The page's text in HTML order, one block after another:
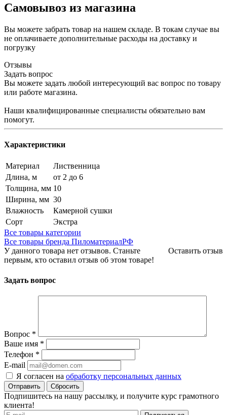
Самовывоз из магазина
Вы можете забрать товар на нашем складе. В токам случае вы
не оплачиваете дополнительные расходы на доставку и
погрузку
Отзывы
Задать вопрос
Вы можете задать любой интересующий вас вопрос по товару
или работе магазина.
Наши квалифицированные специалисты обязательно вам
помогут.
Характеристики
Материал
Лиственница
Длина, м
от 2 до 6
Толщина, мм 10
Ширина, мм 30
Влажность
Камерной сушки
Сорт
Экстра
Все товары категории
Все товары бренда ПиломатериалРФ
Оставить отзыв
У данного товара нет отзывов. Станьте
первым, кто оставил отзыв об этом товаре!
Задать вопрос
Вопрос *
Ваше имя *
Телефон *
E-mail
Я согласен на обработку персональных данных
Сбросить
Подпишитесь на нашу рассылку, и получите курс грамотного
клиента!